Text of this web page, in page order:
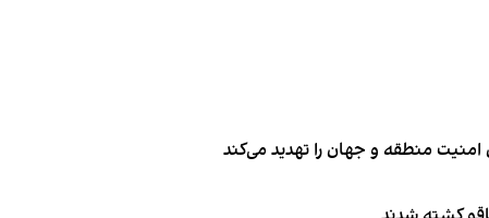
منطقه و جهان را تهدید می‌کند